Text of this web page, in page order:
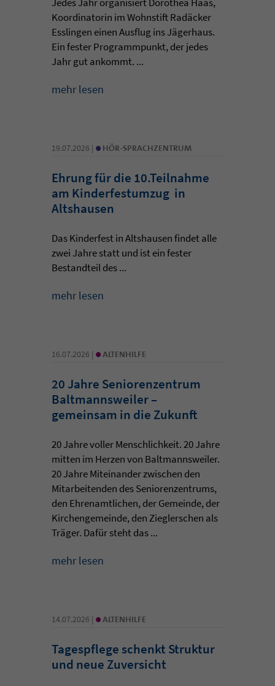
Koordinatorin im Wohnstift Radäcker
Esslingen einen Ausflug ins Jägerhaus.
Ein fester Programmpunkt, der jedes
Jahr gut ankommt. ...
mehr lesen
19.07.2026 | • HÖR-SPRACHZENTRUM
Ehrung für die 10.Teilnahme
am Kinderfestumzug in
Altshausen
Das Kinderfest in Altshausen findet alle
zwei Jahre statt und ist ein fester
Bestandteil des ...
mehr lesen
16.07.2026 | • ALTENHILFE
20 Jahre Seniorenzentrum
Baltmannsweiler –
gemeinsam in die Zukunft
20 Jahre voller Menschlichkeit. 20 Jahre
mitten im Herzen von Baltmannsweiler.
20 Jahre Miteinander zwischen den
Mitarbeitenden des Seniorenzentrums,
den Ehrenamtlichen, der Gemeinde, der
Kirchengemeinde, den Zieglerschen als
Träger. Dafür steht das ...
mehr lesen
14.07.2026 | • ALTENHILFE
Tagespflege schenkt Struktur
und neue Zuversicht